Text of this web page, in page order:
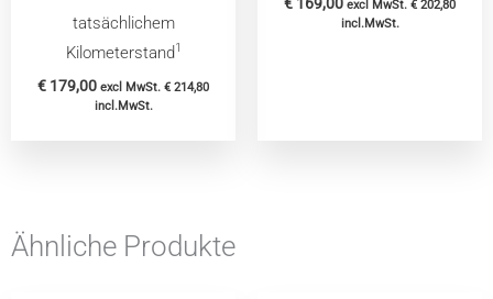
tatsächlichem
Kilometerstand1
€ 179,00 excl MwSt. € 214,80
incl.MwSt.
€ 169,00 excl MwSt. € 202,80
incl.MwSt.
Ähnliche Produkte